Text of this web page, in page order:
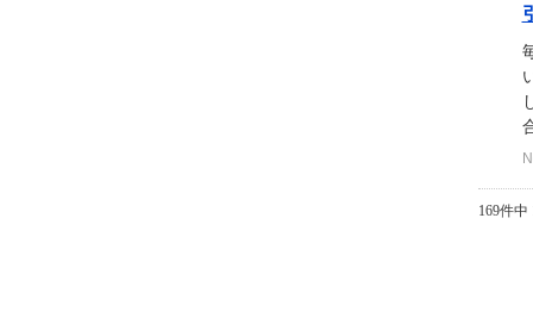
169件中